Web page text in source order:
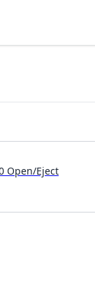
Open/Eject